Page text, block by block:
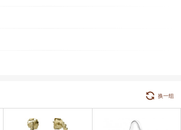
换一组